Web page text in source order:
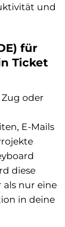
und
für
Ticket
oder
E-Mails
diese
als nur eine
in deine